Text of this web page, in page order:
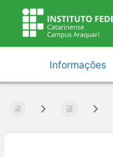
Informações